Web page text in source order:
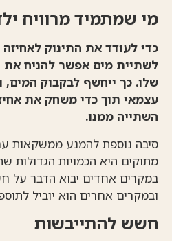
מי שמתמיד מרוויח
כדי לעודד את התינוק
לשתיית מים אפשר להניח את
שלו. כך ייחשף לבקבוק המים,
עצמאי תוך כדי משחק את
השתייה ממנו.
סיבה נוספת להמנע ממשקאות
מתוקים היא הכמויות הגדולות
במקרים אחדים יבוא הדבר על
ובמקרים אחרים הוא יוביל
חשש להתייבשות